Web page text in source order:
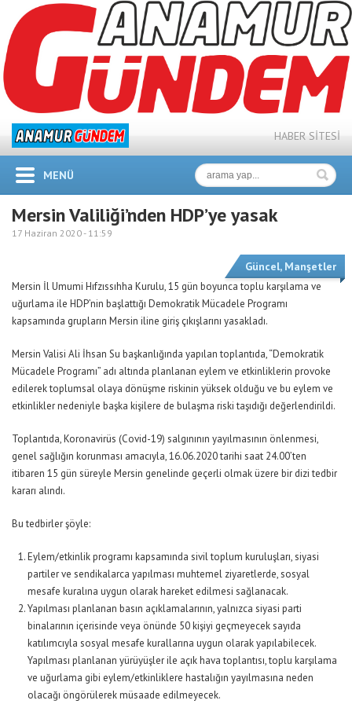
HABER SİTESİ
MENÜ
Mersin Valiliği’nden HDP’ye yasak
17 Haziran 2020 - 11:59
Güncel, Manşetler
Mersin İl Umumi Hıfzıssıhha Kurulu, 15 gün boyunca toplu karşılama ve
uğurlama ile HDP’nin başlattığı Demokratik Mücadele Programı
kapsamında grupların Mersin iline giriş çıkışlarını yasakladı.
Mersin Valisi Ali İhsan Su başkanlığında yapılan toplantıda, “Demokratik
Mücadele Programı” adı altında planlanan eylem ve etkinliklerin provoke
edilerek toplumsal olaya dönüşme riskinin yüksek olduğu ve bu eylem ve
etkinlikler nedeniyle başka kişilere de bulaşma riski taşıdığı değerlendirildi.
Toplantıda, Koronavirüs (Covid-19) salgınının yayılmasının önlenmesi,
genel sağlığın korunması amacıyla, 16.06.2020 tarihi saat 24.00’ten
itibaren 15 gün süreyle Mersin genelinde geçerli olmak üzere bir dizi tedbir
kararı alındı.
Bu tedbirler şöyle:
Eylem/etkinlik programı kapsamında sivil toplum kuruluşları, siyasi
partiler ve sendikalarca yapılması muhtemel ziyaretlerde, sosyal
mesafe kuralına uygun olarak hareket edilmesi sağlanacak.
Yapılması planlanan basın açıklamalarının, yalnızca siyasi parti
binalarının içerisinde veya önünde 50 kişiyi geçmeyecek sayıda
katılımcıyla sosyal mesafe kurallarına uygun olarak yapılabilecek.
Yapılması planlanan yürüyüşler ile açık hava toplantısı, toplu karşılama
ve uğurlama gibi eylem/etkinliklere hastalığın yayılmasına neden
olacağı öngörülerek müsaade edilmeyecek.